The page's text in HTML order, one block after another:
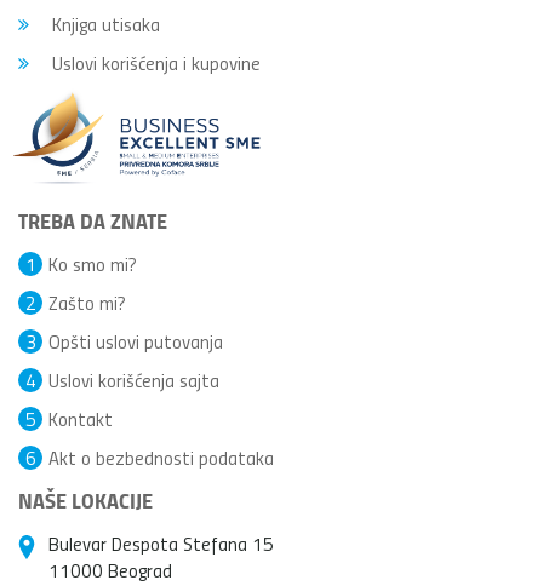
Knjiga utisaka
Uslovi korišćenja i kupovine
TREBA DA ZNATE
Ko smo mi?
1
Zašto mi?
2
Opšti uslovi putovanja
3
Uslovi korišćenja sajta
4
Kontakt
5
Akt o bezbednosti podataka
6
NAŠE LOKACIJE
Bulevar Despota Stefana 15
11000 Beograd